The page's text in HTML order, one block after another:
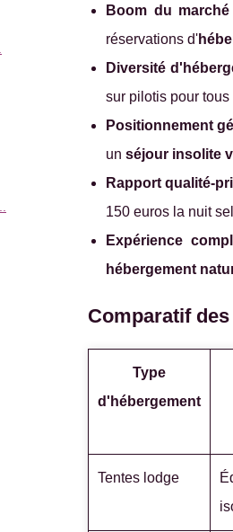
Boom du
réservations d'
Diversité
sur pilotis pour
Positionnement
un séjour insolite
Rapport qualité-
150 euros la nuit
Expérience
hébergement
Comparatif
Type
d'hébergement
Tentes lodge